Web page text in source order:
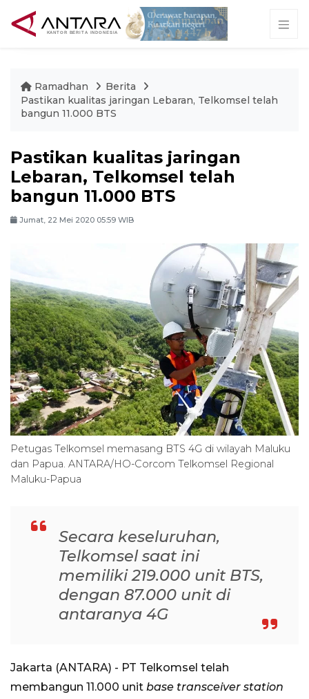
Ramadhan
Berita
Pastikan kualitas jaringan Lebaran, Telkomsel telah
bangun 11.000 BTS
Pastikan kualitas jaringan
Lebaran, Telkomsel telah
bangun 11.000 BTS
Jumat, 22 Mei 2020 05:59 WIB
Petugas Telkomsel memasang BTS 4G di wilayah Maluku
dan Papua. ANTARA/HO-Corcom Telkomsel Regional
Maluku-Papua
Secara keseluruhan,
Telkomsel saat ini
memiliki 219.000 unit BTS,
dengan 87.000 unit di
antaranya 4G
Jakarta (ANTARA) - PT Telkomsel telah
membangun 11.000 unit base transceiver station